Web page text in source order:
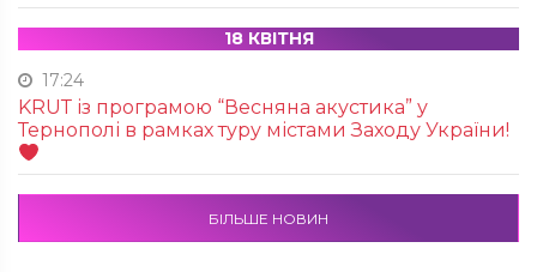
18 КВІТНЯ
17:24
KRUТ із програмою “Весняна акустика” у
Тернополі в рамках туру містами Заходу України!
БІЛЬШЕ НОВИН